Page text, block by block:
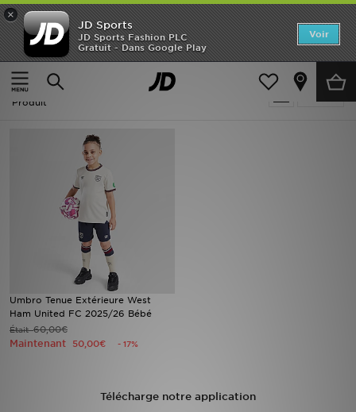
×
JD Sports
JD Sports Fashion PLC
Gratuit - Dans Google Play
Voir
Accueil
Soldes | Umbro
Soldes | Umbro
Produit
Umbro Tenue Extérieure West
Ham United FC 2025/26 Bébé
Était60,00€
Maintenant 50,00€ - 17%
Télécharge notre application
Accueil
Nouveautés
Homme
Collections
Sports